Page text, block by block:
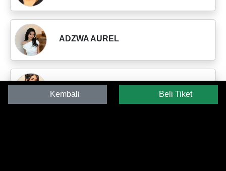
ADZWA AUREL
Kembali Beli Tiket